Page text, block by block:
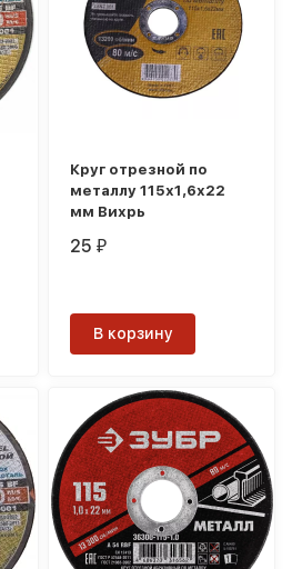
Круг отрезной по
металлу 115х1,6х22
мм Вихрь
25₽
В корзину